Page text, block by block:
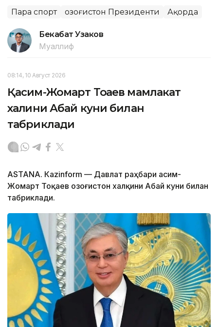
Пара спорт Қозоғистон Президенти Ақорда
Бекабат Узаков
Муаллиф
08:14, 10 Август 2026
Қасим-Жомарт Тоқаев мамлакат
халқини Абай куни билан
табриклади
ASTANА. Кazinform — Давлат раҳбари Қасим-
Жомарт Тоқаев Қозоғистон халқини Абай куни билан
табриклади.